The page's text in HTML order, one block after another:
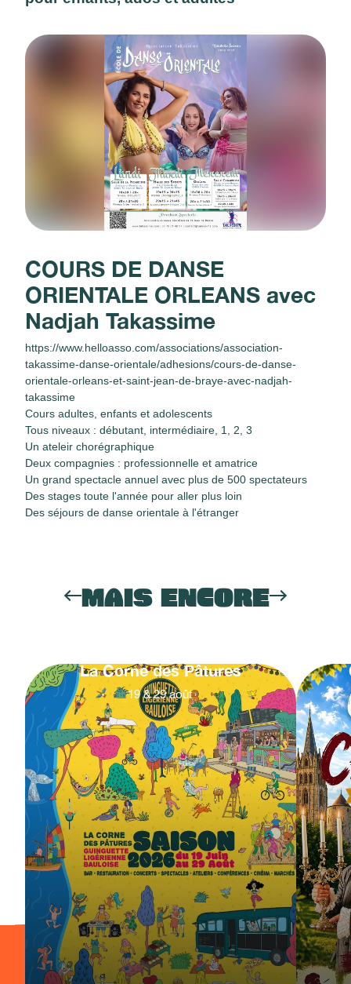
COURS DE DANSE
ORIENTALE ORLEANS avec
Nadjah Takassime
https://www.helloasso.com/associations/association-
takassime-danse-orientale/adhesions/cours-de-danse-
orientale-orleans-et-saint-jean-de-braye-avec-nadjah-
takassime
Cours adultes, enfants et adolescents
Tous niveaux : débutant, intermédiaire, 1, 2, 3
Un ateleir chorégraphique
Deux compagnies : professionnelle et amatrice
Un grand spectacle annuel avec plus de 500 spectateurs
Des stages toute l'année pour aller plus loin
Des séjours de danse orientale à l'étranger
MAIS ENCORE
La Corne des Pâtures
19 & 29 août